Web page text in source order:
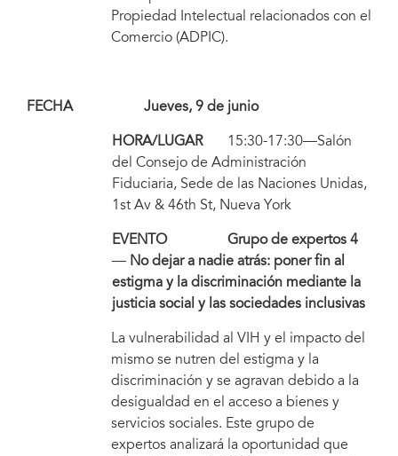
Propiedad Intelectual relacionados con el
Comercio (ADPIC).
FECHA Jueves, 9 de junio
HORA/LUGAR 15:30-17:30—Salón
del Consejo de Administración
Fiduciaria, Sede de las Naciones Unidas,
1st Av & 46th St, Nueva York
EVENTO Grupo de expertos 4
— No dejar a nadie atrás: poner fin al
estigma y la discriminación mediante la
justicia social y las sociedades inclusivas
La vulnerabilidad al VIH y el impacto del
mismo se nutren del estigma y la
discriminación y se agravan debido a la
desigualdad en el acceso a bienes y
servicios sociales. Este grupo de
expertos analizará la oportunidad que